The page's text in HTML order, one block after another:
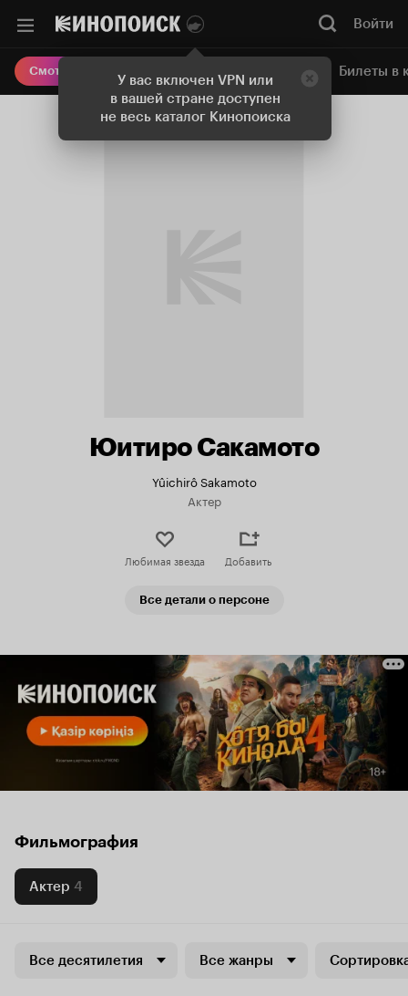
У вас включен VPN или
в вашей стране доступен
не весь каталог Кинопоиска
Войти
Смотреть кино Онлайн-кинотеатр Билеты в
Юитиро Сакамото
Yûichirô Sakamoto
Актер
Любимая звезда Добавить
Все детали о персоне
Фильмография
Актер 4
Все десятилетия Все жанры